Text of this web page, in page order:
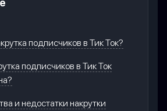
подписчиков в Тик Ток?
подписчиков в Тик Ток
и недостатки накрутки